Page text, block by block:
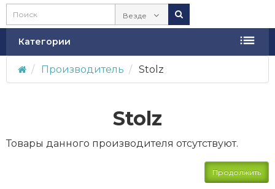
Везде
Категории
Производитель Stolz
Stolz
Товары данного производителя отсутствуют.
Продолжить